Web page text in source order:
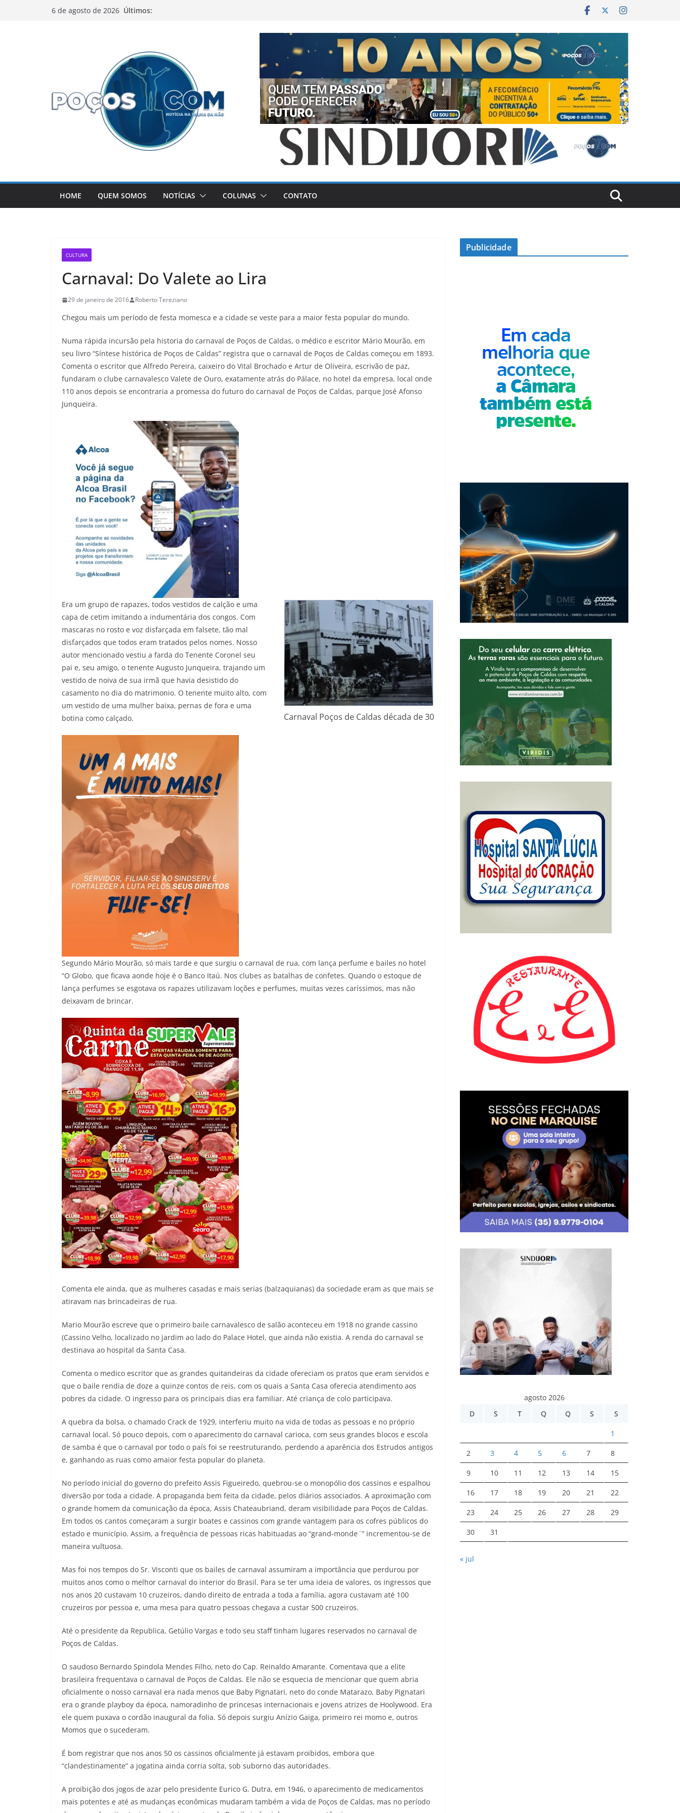
6 de agosto de 2026 Últimos:
HOME QUEM SOMOS NOTÍCIAS COLUNAS CONTATO
CULTURA
Carnaval: Do Valete ao Lira
29 de janeiro de 2016 Roberto Tereziano
Chegou mais um período de festa momesca e a cidade se veste para a maior festa popular do mundo.
Numa rápida incursão pela historia do carnaval de Poços de Caldas, o médico e escritor Mário Mourão, em
seu livro “Síntese histórica de Poços de Caldas” registra que o carnaval de Poços de Caldas começou em 1893.
Comenta o escritor que Alfredo Pereira, caixeiro do Vital Brochado e Artur de Oliveira, escrivão de paz,
fundaram o clube carnavalesco Valete de Ouro, exatamente atrás do Pálace, no hotel da empresa, local onde
110 anos depois se encontraria a promessa do futuro do carnaval de Poços de Caldas, parque José Afonso
Junqueira.
Carnaval Poços de Caldas década de 30
Era um grupo de rapazes, todos vestidos de calção e uma
capa de cetim imitando a indumentária dos congos. Com
mascaras no rosto e voz disfarçada em falsete, tão mal
disfarçados que todos eram tratados pelos nomes. Nosso
autor mencionado vestiu a farda do Tenente Coronel seu
pai e, seu amigo, o tenente Augusto Junqueira, trajando um
vestido de noiva de sua irmã que havia desistido do
casamento no dia do matrimonio. O tenente muito alto, com
um vestido de uma mulher baixa, pernas de fora e uma
botina como calçado.
Segundo Mário Mourão, só mais tarde e que surgiu o carnaval de rua, com lança perfume e bailes no hotel
“O Globo, que ficava aonde hoje é o Banco Itaú. Nos clubes as batalhas de confetes. Quando o estoque de
lança perfumes se esgotava os rapazes utilizavam loções e perfumes, muitas vezes caríssimos, mas não
deixavam de brincar.
Comenta ele ainda, que as mulheres casadas e mais serias (balzaquianas) da sociedade eram as que mais se
atiravam nas brincadeiras de rua.
Mario Mourão escreve que o primeiro baile carnavalesco de salão aconteceu em 1918 no grande cassino
(Cassino Velho, localizado no jardim ao lado do Palace Hotel, que ainda não existia. A renda do carnaval se
destinava ao hospital da Santa Casa.
Comenta o medico escritor que as grandes quitandeiras da cidade ofereciam os pratos que eram servidos e
que o baile rendia de doze a quinze contos de reis, com os quais a Santa Casa oferecia atendimento aos
pobres da cidade. O ingresso para os principais dias era familiar. Até criança de colo participava.
A quebra da bolsa, o chamado Crack de 1929, interferiu muito na vida de todas as pessoas e no próprio
carnaval local. Só pouco depois, com o aparecimento do carnaval carioca, com seus grandes blocos e escola
de samba é que o carnaval por todo o país foi se reestruturando, perdendo a aparência dos Estrudos antigos
e, ganhando as ruas como amaior festa popular do planeta.
No período inicial do governo do prefeito Assis Figueiredo, quebrou-se o monopólio dos cassinos e espalhou
diversão por toda a cidade. A propaganda bem feita da cidade, pelos diários associados. A aproximação com
o grande homem da comunicação da época, Assis Chateaubriand, deram visibilidade para Poços de Caldas.
Em todos os cantos começaram a surgir boates e cassinos com grande vantagem para os cofres públicos do
estado e município. Assim, a frequência de pessoas ricas habituadas ao “grand-monde¨” incrementou-se de
maneira vultuosa.
Mas foi nos tempos do Sr. Visconti que os bailes de carnaval assumiram a importância que perdurou por
muitos anos como o melhor carnaval do interior do Brasil. Para se ter uma ideia de valores, os ingressos que
nos anos 20 custavam 10 cruzeiros, dando direito de entrada a toda a família, agora custavam até 100
cruzeiros por pessoa e, uma mesa para quatro pessoas chegava a custar 500 cruzeiros.
Até o presidente da Republica, Getúlio Vargas e todo seu staff tinham lugares reservados no carnaval de
Poços de Caldas.
O saudoso Bernardo Spindola Mendes Filho, neto do Cap. Reinaldo Amarante. Comentava que a elite
brasileira frequentava o carnaval de Poços de Caldas. Ele não se esquecia de mencionar que quem abria
oficialmente o nosso carnaval era nada menos que Baby Pignatari, neto do conde Matarazo, Baby Pignatari
era o grande playboy da época, namoradinho de princesas internacionais e jovens atrizes de Hoolywood. Era
ele quem puxava o cordão inaugural da folia. Só depois surgiu Anízio Gaiga, primeiro rei momo e, outros
Momos que o sucederam.
É bom registrar que nos anos 50 os cassinos oficialmente já estavam proibidos, embora que
“clandestinamente” a jogatina ainda corria solta, sob suborno das autoridades.
A proibição dos jogos de azar pelo presidente Eurico G. Dutra, em 1946, o aparecimento de medicamentos
mais potentes e até as mudanças econômicas mudaram também a vida de Poços de Caldas, mas no período
Publicidade
agosto 2026
D
S T Q Q S S
1
2 3 4 5 6 7 8
9 10 11 12 13 14 15
16 17 18 19 20 21 22
23 24 25 26 27 28 29
30 31
« jul